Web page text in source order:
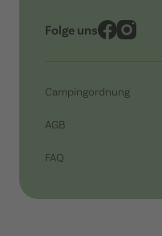
Folge uns
Campingordnung
AGB
FAQ